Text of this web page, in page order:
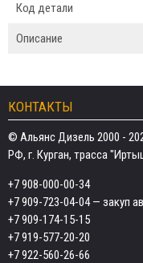
Код детали
Описание
КОНТАКТЫ
© Альянс Дизель 2000 -
РФ, г. Курган, трасса
+7 908-000-00-34
+7 909-723-04-04— закуп
+7 909-174-15-15
+7 919-577-20-20
+7 922-560-26-66